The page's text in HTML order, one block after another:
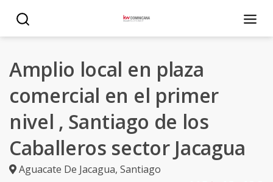
Amplio local en plaza
comercial en el primer
nivel , Santiago de los
Caballeros sector Jacagua
Aguacate De Jacagua, Santiago